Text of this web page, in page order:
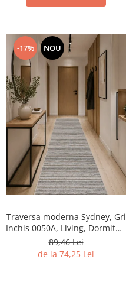
-17% NOU
Traversa moderna Sydney, Gri
Inchis 0050A, Living, Dormitor,
Hol, Bucatarie, 80 x 250 cm
89,46 Lei
de la 74,25 Lei